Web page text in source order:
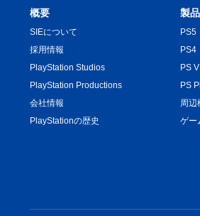
概要
SIEについて
採用情報
PlayStation Studios
PlayStation Productions
会社情報
PlayStationの歴史
製品
PS5
PS4
PS
PS
周辺
ゲー